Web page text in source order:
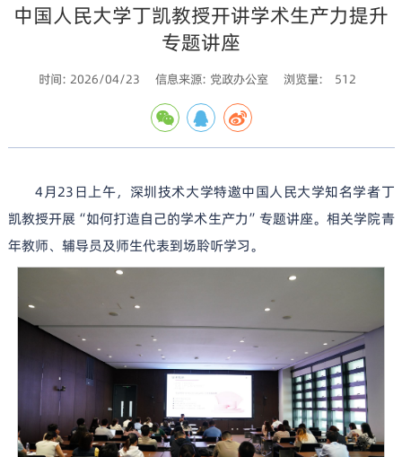
中国人民大学丁凯教授开讲学术生产力提升
专题讲座
时间: 2026/04/23 信息来源: 党政办公室 浏览量: 512
4月23日上午，深圳技术大学特邀中国人民大学知名学者丁
凯教授开展“如何打造自己的学术生产力”专题讲座。相关学院青
年教师、辅导员及师生代表到场聆听学习。